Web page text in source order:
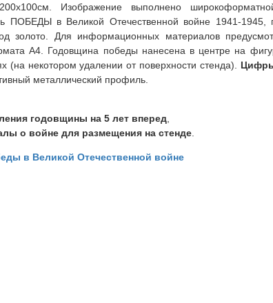
Изображение выполнено
ПОБЕДЫ в Великой Отечественной войне 1941-1945,
золото. Для информационных материалов
А4. Годовщина победы нанесена в центре на
(на некотором удалении от поверхности стенда).
металлический профиль.
годовщины на 5 лет вперед,
о войне для размещения на стенде.
в Великой Отечественной войне